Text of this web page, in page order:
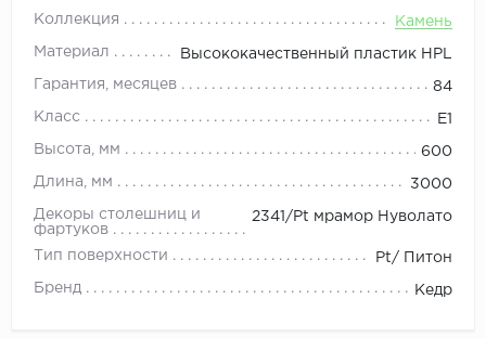
Коллекция Камень
Материал Высококачественный пластик HPL
Гарантия, месяцев 84
Класс E1
Высота, мм 600
Длина, мм 3000
Декоры столешниц и
фартуков
2341/Pt мрамор Нуволато
Тип поверхности Pt/ Питон
Бренд Кедр